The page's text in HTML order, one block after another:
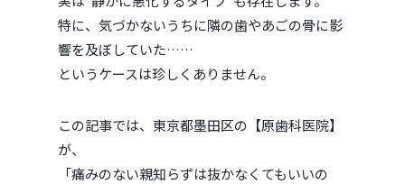
特に、気づかないうちに隣の歯やあごの骨に影
響を及ぼしていた……
というケースは珍しくありません。
この記事では、東京都墨田区の【原歯科医院】
が、
「痛みのない親知らずは抜かなくてもいいの